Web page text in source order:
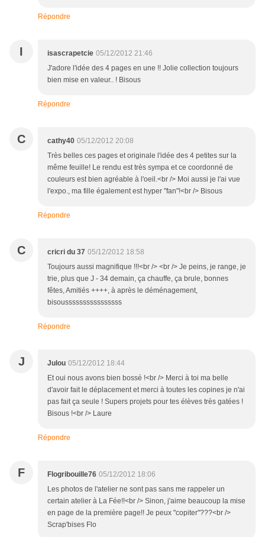
Répondre
I isascrapetcie 05/12/2012 21:46
J'adore l'idée des 4 pages en une !! Jolie collection toujours
bien mise en valeur.. ! Bisous
Répondre
C cathy40 05/12/2012 20:08
Très belles ces pages et originale l'idée des 4 petites sur la
même feuille! Le rendu est très sympa et ce coordonné de
couleurs est bien agréable à l'oeil.<br /> Moi aussi je l'ai vue
l'expo., ma fille également est hyper "fan"!<br /> Bisous
Répondre
C cricri du 37 05/12/2012 18:58
Toujours aussi magnifique !!!<br /> <br /> Je peins, je range, je
trie, plus que J - 34 demain, ça chauffe, ça brule, bonnes
fêtes, Amitiés ++++, à après le déménagement,
bisoussssssssssssssss
Répondre
J Julou 05/12/2012 18:44
Et oui nous avons bien bossé !<br /> Merci à toi ma belle
d'avoir fait le déplacement et merci à toutes les copines je n'ai
pas fait ça seule ! Supers projets pour tes élèves très gatées !
Bisous !<br /> Laure
Répondre
F Flogribouille76 05/12/2012 18:06
Les photos de l'atelier ne sont pas sans me rappeler un
certain atelier à La Fée!!<br /> Sinon, j'aime beaucoup la mise
en page de la première page!! Je peux "copiter"???<br />
Scrap'bises Flo